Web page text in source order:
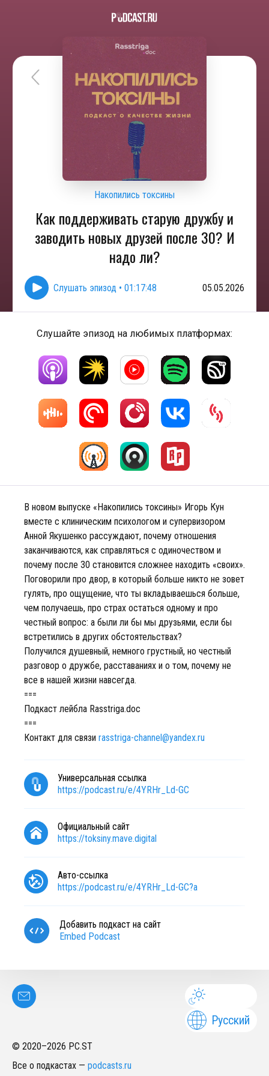
Накопились токсины
Как поддерживать старую дружбу и
заводить новых друзей после 30? И
надо ли?
Слушать эпизод • 01:17:48 05.05.2026
Слушайте эпизод на любимых платформах:
В новом выпуске «Накопились токсины» Игорь Кун
вместе с клиническим психологом и супервизором
Анной Якушенко рассуждают, почему отношения
заканчиваются, как справляться с одиночеством и
почему после 30 становится сложнее находить «своих».
Поговорили про двор, в который больше никто не зовет
гулять, про ощущение, что ты вкладываешься больше,
чем получаешь, про страх остаться одному и про
честный вопрос: а были ли бы мы друзьями, если бы
встретились в других обстоятельствах?
Получился душевный, немного грустный, но честный
разговор о дружбе, расставаниях и о том, почему не
все в нашей жизни навсегда.
===
Подкаст лейбла Rasstriga.doc
===
Контакт для связи rasstriga-channel@yandex.ru
Универсальная ссылка
https://podcast.ru/e/4YRHr_Ld-GC
Официальный сайт
https://toksiny.mave.digital
Авто-ссылка
https://podcast.ru/e/4YRHr_Ld-GC?a
Добавить подкаст на сайт
Embed Podcast
Русский
© 2020–2026 PC.ST
Все о подкастах — podcasts.ru